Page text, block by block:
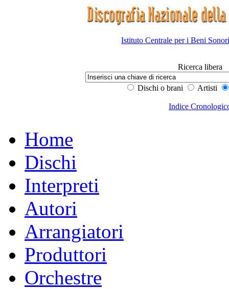
Istituto Centrale per i Beni
Ricerca libera
Dischi o brani Artisti
Indice
Home
Dischi
Interpreti
Autori
Arrangiatori
Produttori
Orchestre